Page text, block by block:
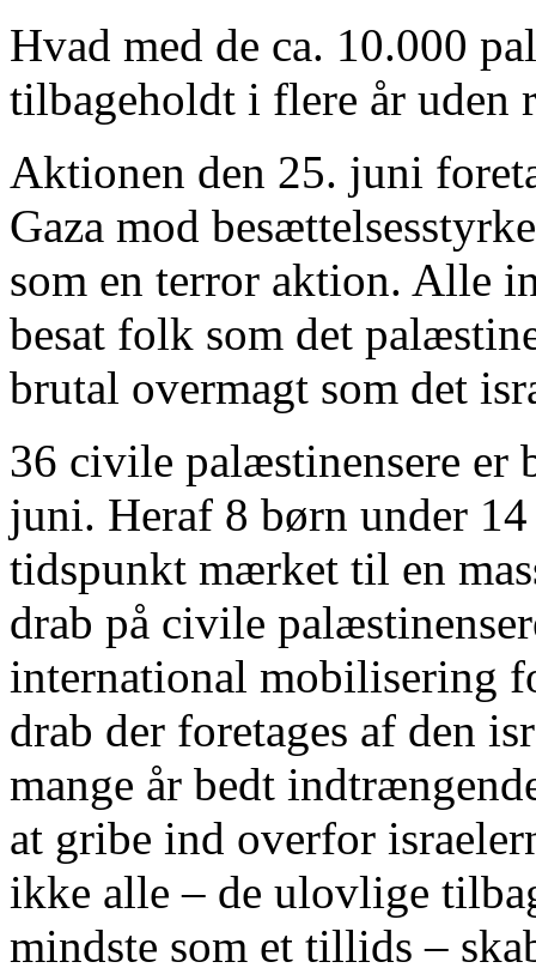
Hvad med de ca. 10.000
tilbageholdt i flere år uden
Aktionen den 25. juni
Gaza mod
som en terror aktion. Alle
besat folk som det
brutal overmagt som det
36 civile palæstinensere er
juni. Heraf 8 børn under
tidspunkt mærket til en
drab på civile
international mobilisering
drab der foretages af den
mange år bedt
at gribe ind overfor
ikke alle – de ulovlige
mindste som et tillids –